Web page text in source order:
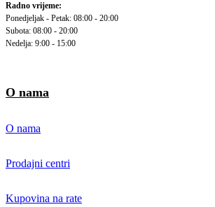
Radno vrijeme:
Ponedjeljak - Petak: 08:00 - 20:00
Subota: 08:00 - 20:00
Nedelja: 9:00 - 15:00
O nama
O nama
Prodajni centri
Kupovina na rate